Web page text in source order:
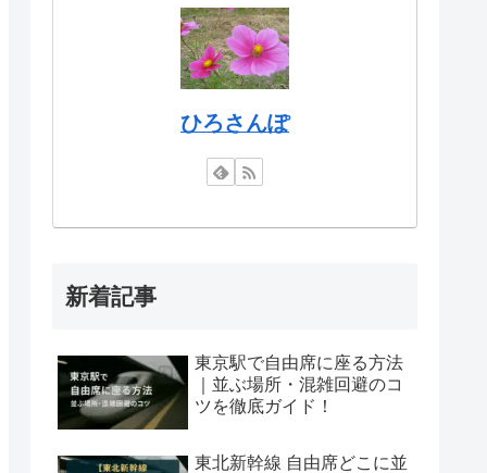
ひろさんぽ
新着記事
東京駅で自由席に座る方法
｜並ぶ場所・混雑回避のコ
ツを徹底ガイド！
東北新幹線 自由席どこに並